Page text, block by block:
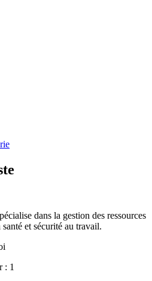
dans la gestion des ressources
et sécurité au travail.
: 1